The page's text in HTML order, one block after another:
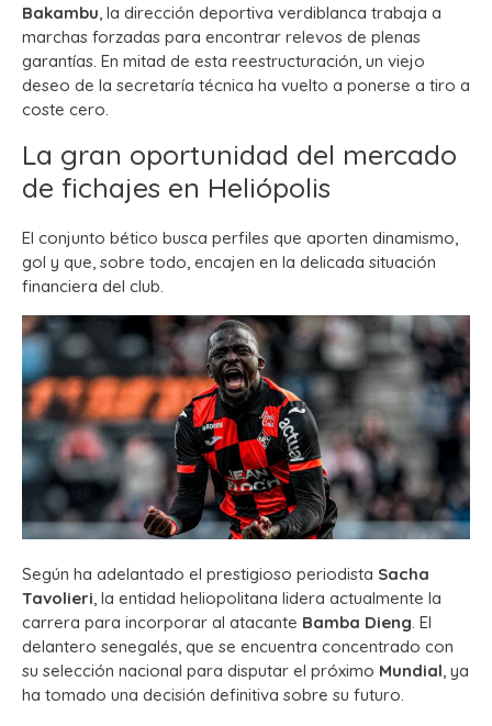
Bakambu, la dirección deportiva verdiblanca trabaja a
marchas forzadas para encontrar relevos de plenas
garantías. En mitad de esta reestructuración, un viejo
deseo de la secretaría técnica ha vuelto a ponerse a tiro a
coste cero.
La gran oportunidad del mercado
de fichajes en Heliópolis
El conjunto bético busca perfiles que aporten dinamismo,
gol y que, sobre todo, encajen en la delicada situación
financiera del club.
Según ha adelantado el prestigioso periodista Sacha
Tavolieri, la entidad heliopolitana lidera actualmente la
carrera para incorporar al atacante Bamba Dieng. El
delantero senegalés, que se encuentra concentrado con
su selección nacional para disputar el próximo Mundial, ya
ha tomado una decisión definitiva sobre su futuro.